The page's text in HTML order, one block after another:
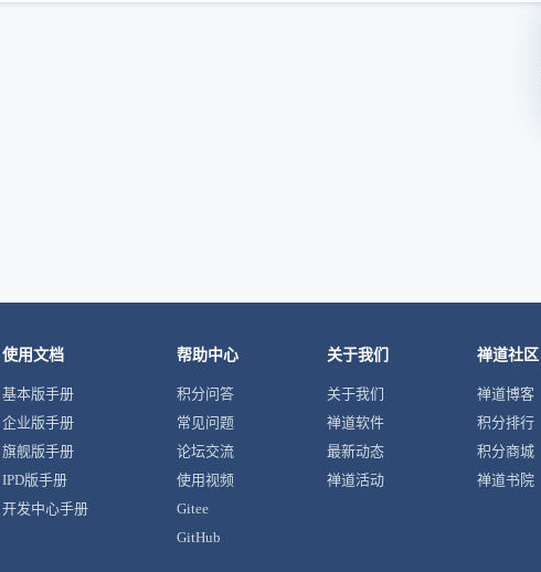
使用文档
基本版手册
企业版手册
旗舰版手册
IPD版手册
开发中心手册
帮助中心
积分问答
常见问题
论坛交流
使用视频
Gitee
GitHub
关于我们
关于我们
禅道软件
最新动态
禅道活动
禅道社区
禅道博客
积分排行
积分商城
禅道书院